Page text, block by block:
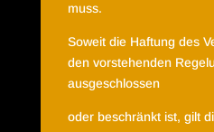
muss.
Soweit die Haftung des
den vorstehenden
ausgeschlossen
oder beschränkt ist, gilt